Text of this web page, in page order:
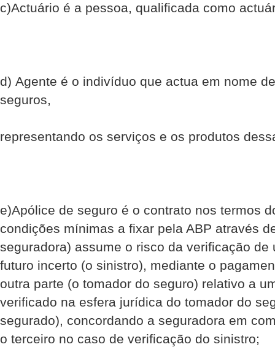
c)Actuário é a pessoa, qualificada como
d) Agente é o indivíduo que actua em nome
seguros,
representando os serviços e os produtos
e)Apólice de seguro é o contrato nos termos
condições mínimas a fixar pela ABP através
seguradora) assume o risco da verificação de
futuro incerto (o sinistro), mediante o
outra parte (o tomador do seguro) relativo a
verificado na esfera jurídica do tomador do
segurado), concordando a seguradora em
o terceiro no caso de verificação do sinistro;